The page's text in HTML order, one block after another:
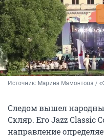
Источник: Марина Мамонтова /
Следом вышел
Скляр. Его Jazz Classic
направление